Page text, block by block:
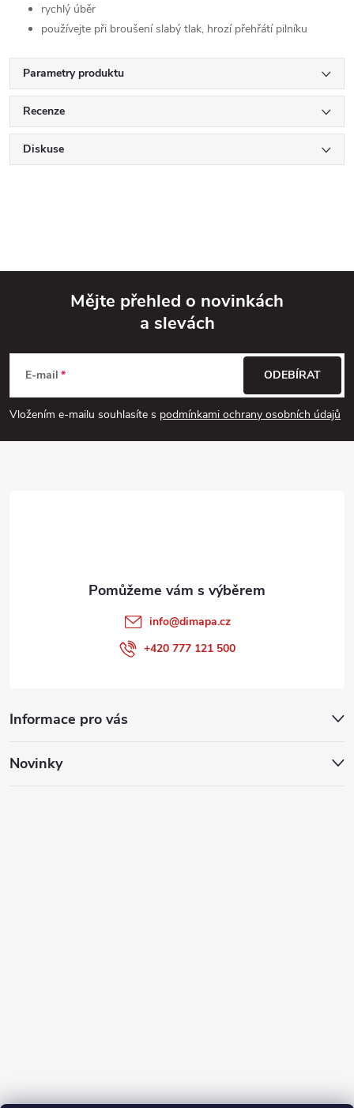
rychlý úběr
používejte při broušení slabý tlak, hrozí přehřátí pilníku
Parametry produktu
Recenze
Diskuse
p
a
Mějte přehled o novinkách
a slevách
E-mail
Vložením e-mailu souhlasíte s podmínkami ochrany osobních údajů
ODEBÍRAT
Informace pro vás
Novinky
info@dimapa.cz
+420 777 121 500